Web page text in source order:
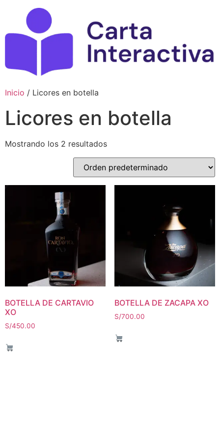
contenido
Inicio / Licores en botella
Licores en botella
Mostrando los 2 resultados
BOTELLA DE CARTAVIO
XO
S/450.00
BOTELLA DE ZACAPA XO
S/700.00